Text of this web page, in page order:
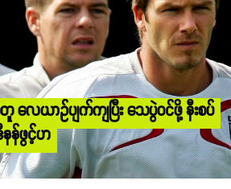
လေယာဥ်ပျက်ကျပြီး သေပွဲဝင်ဖို့ နီးစပ်
နန်ဖွင့်ဟ